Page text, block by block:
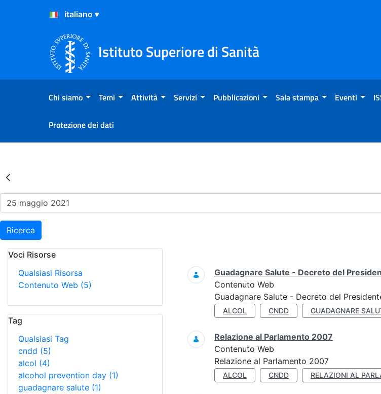
Salta al Contenuto
Salta al Footer
Istituto Superiore di Sanità
Chi siamo Temi Attività Servizi Pubblicazioni Sala stampa Eventi
Protezione dei dati
Risultati della Ricerca - Eventi
Ricerca
Voci Risorse
Qualsiasi Risorsa
Contenuto Web (5)
Tag
Qualsiasi Tag
cndd (5)
alcol (4)
alcohol prevention day (1)
guadagnare salute (1)
Ricerca
Guadagnare Salute - Decreto del
Contenuto Web
Guadagnare Salute - Decreto del
ALCOL CNDD GUADAGNARE
Relazione al Parlamento 2007
Contenuto Web
Relazione al Parlamento 2007
ALCOL CNDD RELAZIONI AL